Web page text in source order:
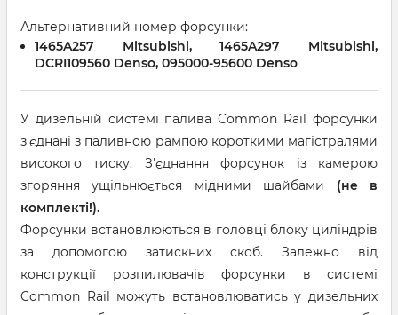
Альтернативний номер форсунки:
1465A257 Mitsubishi, 1465A297 Mitsubishi,
DCRI109560 Denso, 095000-95600 Denso
У дизельній системі палива Common Rail форсунки
з'єднані з паливною рампою короткими магістралями
високого тиску. З'єднання форсунок із камерою
згоряння ущільнюється мідними шайбами (не в
комплекті!).
Форсунки встановлюються в головці блоку циліндрів
за допомогою затискних скоб. Залежно від
конструкції розпилювачів форсунки в системі
Common Rail можуть встановлюватись у дизельних